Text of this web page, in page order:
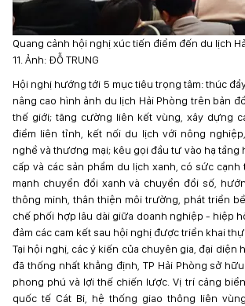
Quang cảnh hội nghị xúc tiến điểm đến du lịch
11. Ảnh: ĐỖ TRUNG
Hội nghị hướng tới 5 mục tiêu trọng tâm: thúc
nâng cao hình ảnh du lịch Hải Phòng trên bản
thế giới; tăng cường liên kết vùng, xây dựng
điểm liên tỉnh, kết nối du lịch với nông
nghề và thương mại; kêu gọi đầu tư vào hạ tầng
cấp và các sản phẩm du lịch xanh, có sức cạnh
mạnh chuyển đổi xanh và chuyển đổi số,
thông minh, thân thiện môi trường, phát triển
chế phối hợp lâu dài giữa doanh nghiệp - hiệp
đảm các cam kết sau hội nghị được triển khai
Tại hội nghị, các ý kiến của chuyên gia, đại diện
đã thống nhất khẳng định, TP Hải Phòng sở
phong phú và lợi thế chiến lược. Vị trí cảng
quốc tế Cát Bi, hệ thống giao thông liên